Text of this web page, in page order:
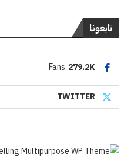
تابعونا
279.2K
Fans
TWITTER